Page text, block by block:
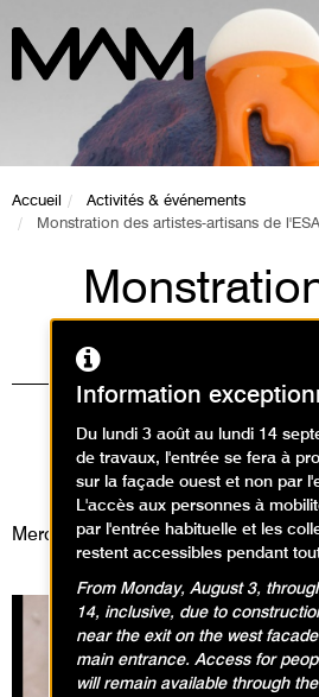
Accueil
Activités & événements
Monstration des artistes-artisans de
artistes-
l'ESAT
| Les
Événement /
Mercredi 12 janvier 2022
Information
Du lundi 3 août au lundi 14
de travaux, l'entrée se fera à
sur la façade ouest et non par
L'accès aux personnes à
par l'entrée habituelle et les
restent accessibles pendant
From Monday, August 3,
14, inclusive, due to
near the exit on the west
main entrance. Access for
will remain available through